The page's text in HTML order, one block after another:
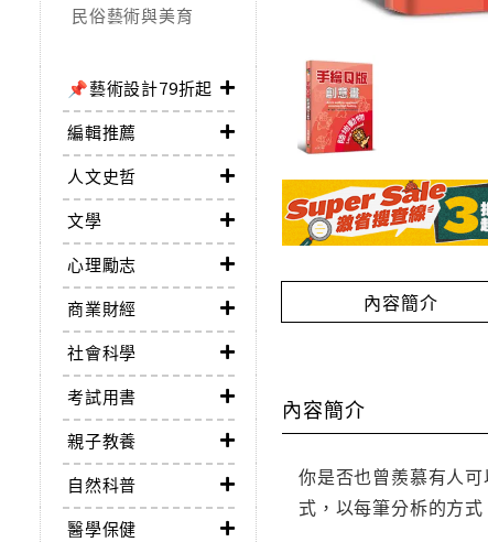
民俗藝術與美育
📌藝術設計79折起
編輯推薦
人文史哲
文學
心理勵志
商業財經
社會科學
考試用書
親子教養
自然科普
醫學保健
內容簡介
內容簡介
你是否也曾羨慕有人
式，以每筆分柝的方